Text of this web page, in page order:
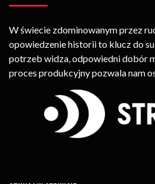
W świecie zdominowanym przez
opowiedzenie historii to klucz do
potrzeb widza, odpowiedni dobór
proces produkcyjny pozwala nam